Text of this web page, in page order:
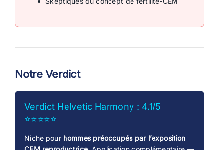
Notre Verdict
Verdict Helvetic Harmony : 4.1/5
⭐⭐⭐⭐⭐
Niche pour hommes préoccupés par l’exposition